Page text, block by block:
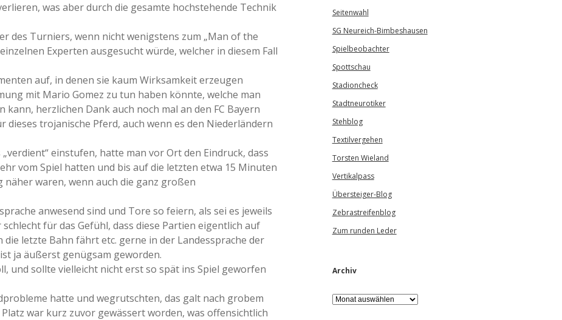
was aber durch die gesamte hochstehende Technik
des Turniers, wenn nicht wenigstens zum „Man of the
Experten ausgesucht würde, welcher in diesem Fall
auf, in denen sie kaum Wirksamkeit erzeugen
mit Mario Gomez zu tun haben könnte, welche man
herzlichen Dank auch noch mal an den FC Bayern
trojanische Pferd, auch wenn es den Niederländern
einstufen, hatte man vor Ort den Eindruck, dass
vom Spiel hatten und bis auf die letzten etwa 15 Minuten
waren, wenn auch die ganz großen
anwesend sind und Tore so feiern, als sei es jeweils
für das Gefühl, dass diese Partien eigentlich auf
letzte Bahn fährt etc. gerne in der Landessprache der
ja äußerst genügsam geworden.
und sollte vielleicht nicht erst so spät ins Spiel geworfen
hatte und wegrutschten, das galt nach grobem
war kurz zuvor gewässert worden, was offensichtlich
Seitenwahl
SG Neureich-Bimbeshausen
Spielbeobachter
Spottschau
Stadioncheck
Stadtneurotiker
Stehblog
Textilvergehen
Torsten Wieland
Vertikalpass
Übersteiger-Blog
Zebrastreifenblog
Zum runden Leder
Archiv
A
r